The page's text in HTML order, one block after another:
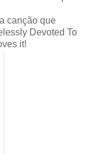
canção que
Devoted To
it!